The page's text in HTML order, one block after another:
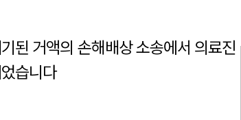
대전변호사상담 상담
채용정보
된 거액의 손해배상 소송에서 의료진
습니다